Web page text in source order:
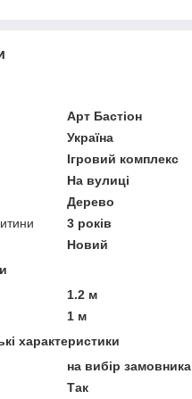
Арт Бастіон
Україна
Ігровий комплекс
На вулиці
Дерево
3 років
Новий
1.2 м
1 м
характеристики
на вибір замовника
Так